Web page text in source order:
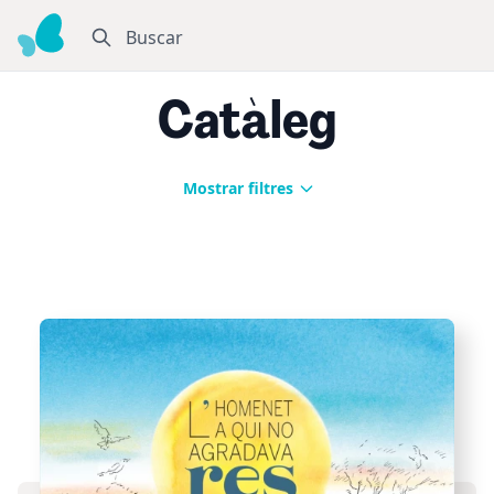
Buscar
Catàleg
Mostrar filtres